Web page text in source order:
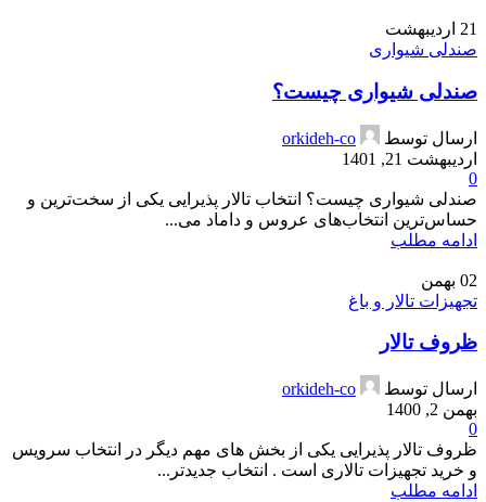
21 اردیبهشت
صندلی شیواری
صندلی شیواری چیست؟
ارسال توسط
orkideh-co
اردیبهشت 21, 1401
0
صندلی شیواری چیست؟ انتخاب تالار پذیرایی یکی از سخت‌ترین و
حساس‌ترین انتخاب‌های عروس و داماد می‌...
ادامه مطلب
02 بهمن
تجهیزات تالار و باغ
ظروف تالار
ارسال توسط
orkideh-co
بهمن 2, 1400
0
ظروف تالار پذیرایی یکی از بخش های مهم دیگر در انتخاب سرویس
و خرید تجهیزات تالاری است . انتخاب جدیدتر...
ادامه مطلب